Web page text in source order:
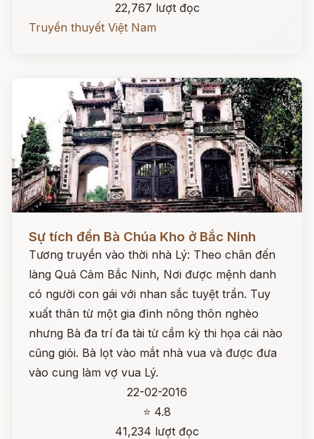
22,767 lượt đọc
Truyền thuyết Việt Nam
Sự tích đền Bà Chúa Kho ở Bắc Ninh
Tương truyền vào thời nhà Lý: Theo chân đến
làng Quả Cảm Bắc Ninh, Nơi được mệnh danh
có người con gái với nhan sắc tuyệt trần. Tuy
xuất thân từ một gia đình nông thôn nghèo
nhưng Bà đa trí đa tài từ cầm kỳ thi họa cái nào
cũng giỏi. Bà lọt vào mắt nhà vua và được đưa
vào cung làm vợ vua Lý.
22-02-2016
⭐ 4.8
41,234 lượt đọc